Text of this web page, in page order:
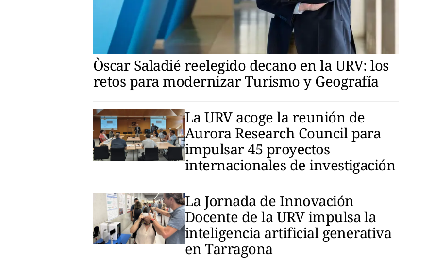
Òscar Saladié reelegido decano en la URV: los
retos para modernizar Turismo y Geografía
La URV acoge la reunión de
Aurora Research Council para
impulsar 45 proyectos
internacionales de investigación
La Jornada de Innovación
Docente de la URV impulsa la
inteligencia artificial generativa
en Tarragona